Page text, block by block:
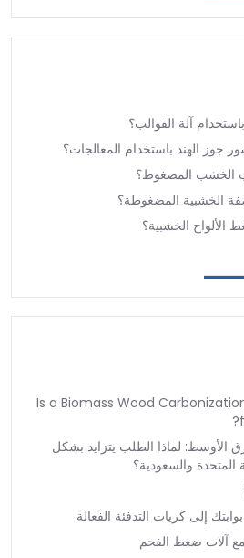
آلة القوالب؟
جوز الهند باستخدام المعالجات؟
الخشب المضغوط؟
الخشبية المضغوطة؟
الخشبية؟
Is a Biomass Wood
الأوسط: لماذا الطلب يتزايد بشكل
المتحدة والسعودية؟
إلى كريات التدفئة الفعالة
آلات ضغط الفحم